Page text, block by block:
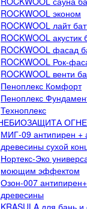
ROCKWOOL эконом
ROCKWOOL лайт
ROCKWOOL акустик
ROCKWOOL фасад
ROCKWOOL Рок-
ROCKWOOL венти
Пеноплекс Комфорт
Пеноплекс
Техноплекс
МИГ-09 антипирен +
древесины сухой
Нортекс-Эко
моющим эффектом
Озон-007
древесины
KRASULA для бань и